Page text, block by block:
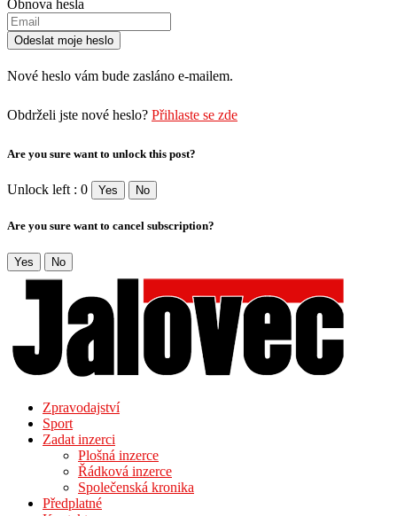
Obnova hesla
Nové heslo vám bude zasláno e-mailem.
Obdrželi jste nové heslo? Přihlaste se zde
Are you sure want to unlock this post?
Unlock left : 0 Yes No
Are you sure want to cancel subscription?
Yes No
Zpravodajství
Sport
Zadat inzerci
Plošná inzerce
Řádková inzerce
Společenská kronika
Předplatné